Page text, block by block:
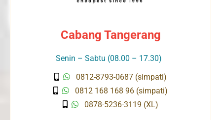
Cabang Tangerang
Senin – Sabtu (08.00 – 17.30)
0812-8793-0687 (simpati)
0812 168 168 96 (simpati)
0878-5236-3119 (XL)